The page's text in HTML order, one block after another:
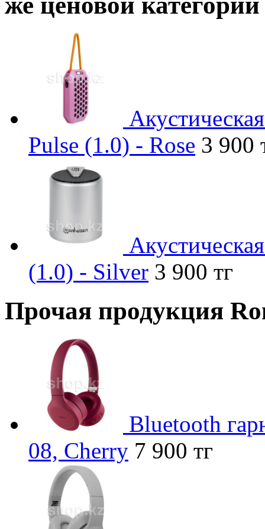
Pulse (1.0) - Rose 3 900
(1.0) - Silver 3 900 тг
Прочая продукция
Bluetooth
08, Cherry 7 900 тг